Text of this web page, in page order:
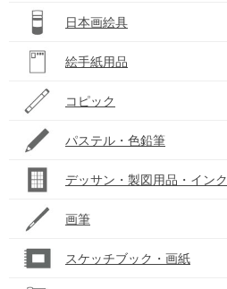
日本画絵具
絵手紙用品
コピック
パステル・色鉛筆
デッサン・製図用品・インク
画筆
スケッチブック・画紙